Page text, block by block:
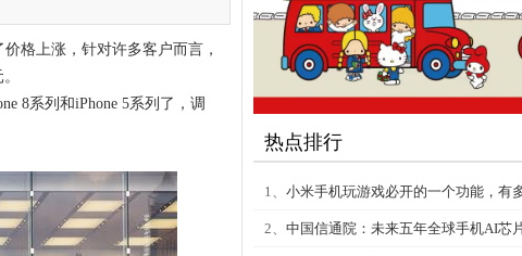
格上涨，针对许多客户而言，
8系列和iPhone 5系列了，调
热点排行
1、 小米手机玩游戏必开的一个功能，有
2、 中国信通院：未来五年全球手机AI芯